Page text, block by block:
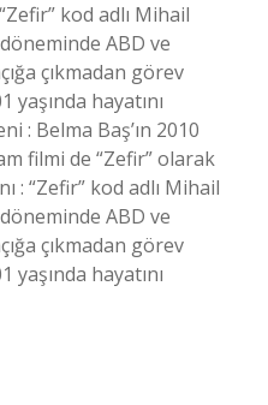
kod adlı Mihail
ABD ve
çıkmadan görev
yaşında hayatını
: Belma Baş’ın 2010
filmi de “Zefir” olarak
: “Zefir” kod adlı Mihail
ABD ve
çıkmadan görev
yaşında hayatını